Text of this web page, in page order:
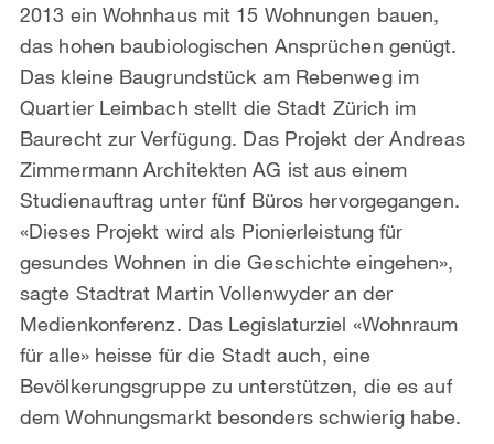
2013 ein Wohnhaus mit 15 Wohnungen bauen,
das hohen baubiologischen Ansprüchen genügt.
Das kleine Baugrundstück am Rebenweg im
Quartier Leimbach stellt die Stadt Zürich im
Baurecht zur Verfügung. Das Projekt der Andreas
Zimmermann Architekten AG ist aus einem
Studienauftrag unter fünf Büros hervorgegangen.
«Dieses Projekt wird als Pionierleistung für
gesundes Wohnen in die Geschichte eingehen»,
sagte Stadtrat Martin Vollenwyder an der
Medienkonferenz. Das Legislaturziel «Wohnraum
für alle» heisse für die Stadt auch, eine
Bevölkerungsgruppe zu unterstützen, die es auf
dem Wohnungsmarkt besonders schwierig habe.